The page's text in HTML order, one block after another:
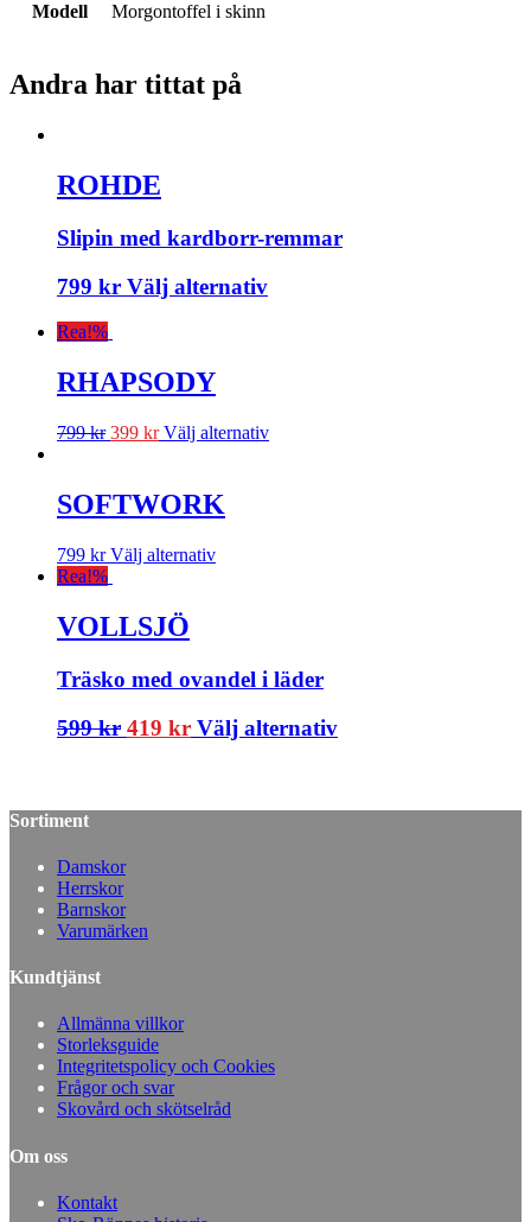
Modell Morgontoffel i skinn
Andra har tittat på
ROHDE
Slipin med kardborr-remmar
799 kr Välj alternativ
Rea!%
RHAPSODY
799kr 399 kr Välj alternativ
SOFTWORK
799 kr Välj alternativ
Rea!%
VOLLSJÖ
Träsko med ovandel i läder
599kr 419 kr Välj alternativ
Sortiment
Damskor
Herrskor
Barnskor
Varumärken
Kundtjänst
Allmänna villkor
Storleksguide
Integritetspolicy och Cookies
Frågor och svar
Skovård och skötselråd
Om oss
Kontakt